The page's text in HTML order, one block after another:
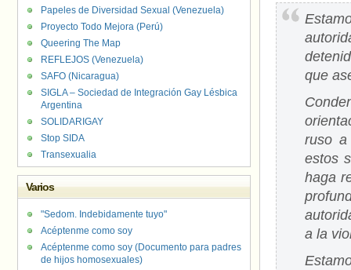
que
ruso a
estos
haga
a la
Papeles de Diversidad Sexual (Venezuela)
Proyecto Todo Mejora (Perú)
Queering The Map
REFLEJOS (Venezuela)
SAFO (Nicaragua)
SIGLA – Sociedad de Integración Gay Lésbica
Argentina
SOLIDARIGAY
Stop SIDA
Transexualia
Varios
"Sedom. Indebidamente tuyo"
Acéptenme como soy
Acéptenme como soy (Documento para padres
de hijos homosexuales)